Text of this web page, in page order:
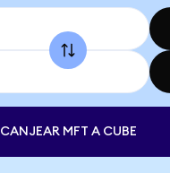
CANJEAR MFT A CUBE